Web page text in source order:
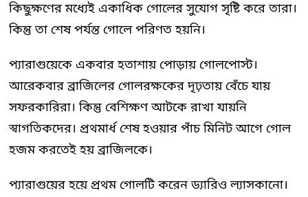
কিছুক্ষণের মধ্যেই একাধিক গোলের সুযোগ সৃষ্টি করে তারা।
কিন্তু তা শেষ পর্যন্ত গোলে পরিণত হয়নি।
প্যারাগুয়েকে একবার হতাশায় পোড়ায় গোলপোস্ট।
আরেকবার ব্রাজিলের গোলরক্ষকের দৃঢ়তায় বেঁচে যায়
সফরকারিরা। কিন্তু বেশিক্ষণ আটকে রাখা যায়নি
স্বাগতিকদের। প্রথমার্ধ শেষ হওয়ার পাঁচ মিনিট আগে গোল
হজম করতেই হয় ব্রাজিলকে।
প্যারাগুয়ের হয়ে প্রথম গোলটি করেন ড্যারিও ল্যাসকানো।